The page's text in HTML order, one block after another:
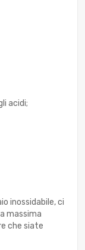
acidi;
inossidabile, ci
massima
che siate